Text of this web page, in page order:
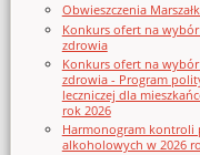
Obwieszczenia
Konkurs ofert na
zdrowia
Konkurs ofert na
zdrowia - Program
leczniczej dla
rok 2026
Harmonogram kontroli
alkoholowych w 2026